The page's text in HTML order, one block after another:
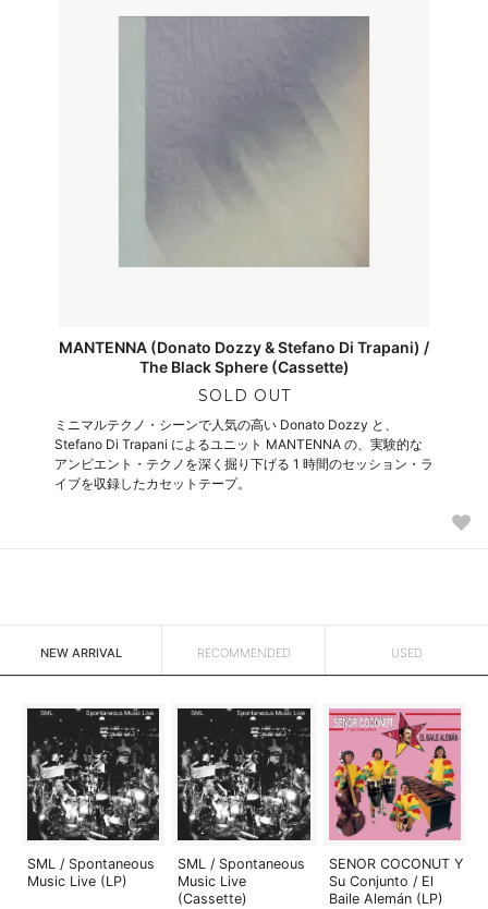
MANTENNA (Donato Dozzy & Stefano Di Trapani) /
The Black Sphere (Cassette)
SOLD OUT
ミニマルテクノ・シーンで人気の高い Donato Dozzy と、
Stefano Di Trapani によるユニット MANTENNA の、実験的な
アンビエント・テクノを深く掘り下げる 1 時間のセッション・ラ
イブを収録したカセットテープ。
NEW ARRIVAL RECOMMENDED USED
SML / Spontaneous
Music Live (LP)
SML / Spontaneous
Music Live
(Cassette)
SENOR COCONUT Y
Su Conjunto / El
Baile Alemán (LP)